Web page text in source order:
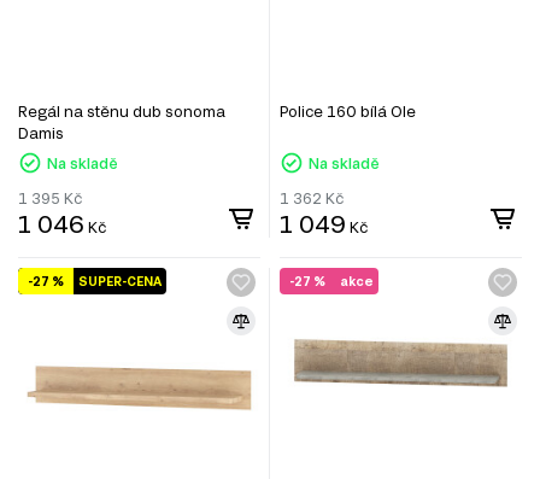
Regál na stěnu dub sonoma
Damis
Na skladě
1 395 Kč
1 046 Kč
Police 160 bílá Ole
Na skladě
1 362 Kč
1 049 Kč
SUPER-CENA
-27 % akce
-27 %